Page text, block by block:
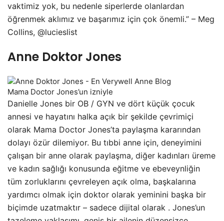
vaktimiz yok, bu nedenle siperlerde olanlardan
öğrenmek aklımız ve başarımız için çok önemli.” – Meg
Collins, @lucieslist
Anne Doktor Jones
Mama Doctor Jones’un izniyle
Danielle Jones bir OB / GYN ve dört küçük çocuk
annesi ve hayatını halka açık bir şekilde çevrimiçi
olarak Mama Doctor Jones’ta paylaşma kararından
dolayı özür dilemiyor. Bu tıbbi anne için, deneyimini
çalışan bir anne olarak paylaşma, diğer kadınları üreme
ve kadın sağlığı konusunda eğitme ve ebeveynliğin
tüm zorluklarını çevreleyen açık olma, başkalarına
yardımcı olmak için doktor olarak yeminini başka bir
biçimde uzatmaktır – sadece dijital olarak . Jones’un